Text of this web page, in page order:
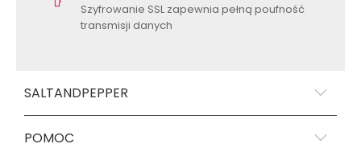
Szyfrowanie SSL zapewnia pełną poufność
transmisji danych
SALTANDPEPPER
POMOC